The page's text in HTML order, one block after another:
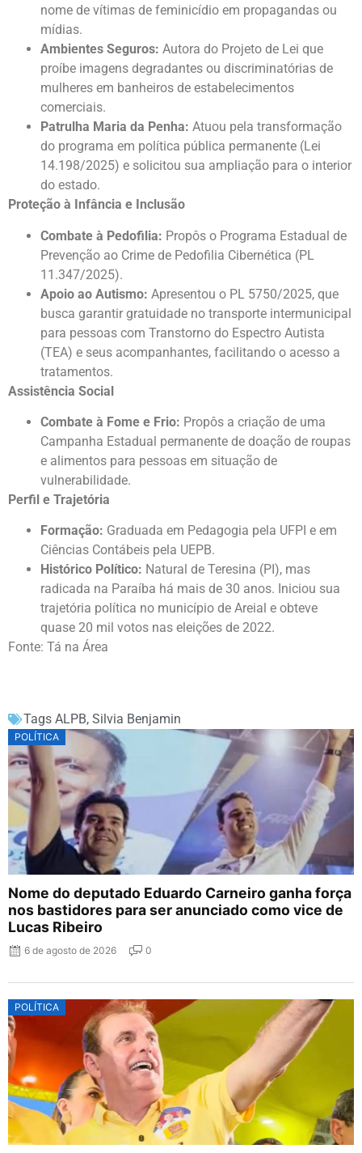
nome de vítimas de feminicídio em propagandas ou
mídias.
Ambientes Seguros: Autora do Projeto de Lei que
proíbe imagens degradantes ou discriminatórias de
mulheres em banheiros de estabelecimentos
comerciais.
Patrulha Maria da Penha: Atuou pela transformação
do programa em política pública permanente (Lei
14.198/2025) e solicitou sua ampliação para o interior
do estado.
Proteção à Infância e Inclusão
Combate à Pedofilia: Propôs o Programa Estadual de
Prevenção ao Crime de Pedofilia Cibernética (PL
11.347/2025).
Apoio ao Autismo: Apresentou o PL 5750/2025, que
busca garantir gratuidade no transporte intermunicipal
para pessoas com Transtorno do Espectro Autista
(TEA) e seus acompanhantes, facilitando o acesso a
tratamentos.
Assistência Social
Combate à Fome e Frio: Propôs a criação de uma
Campanha Estadual permanente de doação de roupas
e alimentos para pessoas em situação de
vulnerabilidade.
Perfil e Trajetória
Formação: Graduada em Pedagogia pela UFPI e em
Ciências Contábeis pela UEPB.
Histórico Político: Natural de Teresina (PI), mas
radicada na Paraíba há mais de 30 anos. Iniciou sua
trajetória política no município de Areial e obteve
quase 20 mil votos nas eleições de 2022.
Fonte: Tá na Área
Tags ALPB, Silvia Benjamin
POLÍTICA
Nome do deputado Eduardo Carneiro ganha força
nos bastidores para ser anunciado como vice de
Lucas Ribeiro
6 de agosto de 2026 0
POLÍTICA